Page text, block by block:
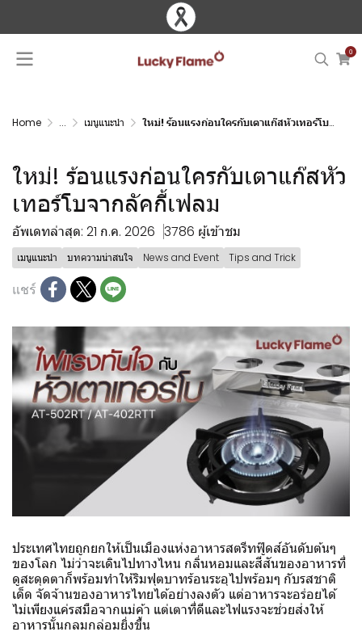
0
Home ... เมนูแนะนำ ใหม่! ร้อนแรงก่อนใครกับเตาแก๊สหัวเทอร์โบจากลัคกี้เฟลม
ใหม่! ร้อนแรงก่อนใครกับเตาแก๊สหัว
เทอร์โบจากลัคกี้เฟลม
อัพเดทล่าสุด: 21 ก.ค. 2026 3786 ผู้เข้าชม
เมนูแนะนำ บทความน่าสนใจ News and Event Tips and Trick
แชร์
ประเทศไทยถูกยกให้เป็นเมืองแห่งอาหารสตรีทฟู๊ดส์อันดับต้นๆ
ของโลก ไม่ว่าจะเดินไปทางไหน กลิ่นหอมและสีสันของอาหารที่
ดูสะดุดตาก็พร้อมทำให้ริมฟุตบาทร้อนระอุไปพร้อมๆ กับรสชาติ
เด็ด จัดจ้านของอาหารไทยได้อย่างลงตัว แต่อาหารจะอร่อยได้
ไม่เพียงแค่รสมือจากแม่ค้า แต่เตาที่ดีและไฟแรงจะช่วยส่งให้
อาหารนั้นกลมกล่อมยิ่งขึ้น